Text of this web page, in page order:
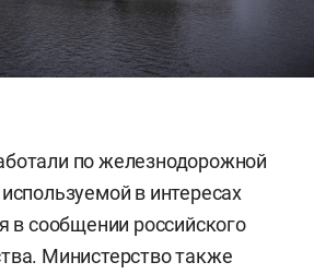
по железнодорожной
в интересах
в сообщении российского
Министерство также